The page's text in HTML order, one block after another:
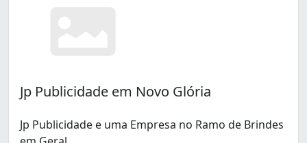
Goiânia (2)
Havaí (3)
Indaiá (1)
Jp Publicidade em Novo Glória
Jp Publicidade e uma Empresa no Ramo de Brindes